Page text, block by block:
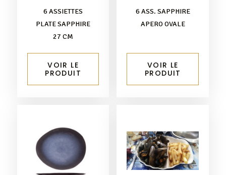
6 ASSIETTES
PLATE SAPPHIRE
27 CM
VOIR LE
PRODUIT
6 ASS. SAPPHIRE
APERO OVALE
VOIR LE
PRODUIT